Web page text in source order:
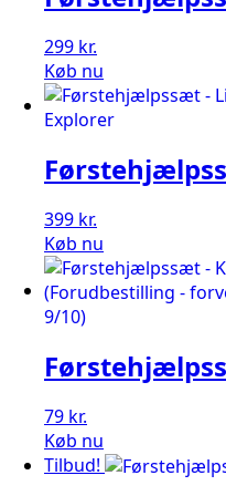
299 kr.
Køb nu
399 kr.
Køb nu
79 kr.
Køb nu
Tilbud!